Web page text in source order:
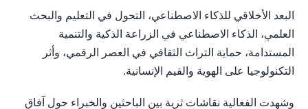
البعد الأخلاقي للذكاء الاصطناعي، التحول في التعليم والبحث
العلمي، الذكاء الاصطناعي في الزراعة الذكية والتنمية
المستدامة، حماية التراث الثقافي في العصر الرقمي، وأثر
التكنولوجيا على الهوية والقيم الإنسانية.
وشهدت الفعالية نقاشات ثرية بين الباحثين والخبراء حول آفاق